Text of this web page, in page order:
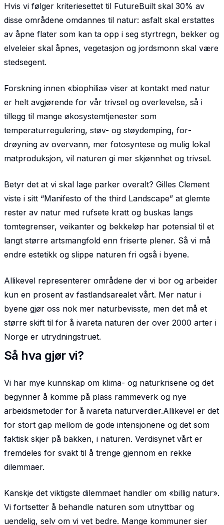
Hvis vi følger kriteriesettet til FutureBuilt skal 30% av
disse områdene omdannes til natur: asfalt skal erstattes
av åpne flater som kan ta opp i seg styrtregn, bekker og
elveleier skal åpnes, vegetasjon og jordsmonn skal være
stedsegent.
Forskning innen «biophilia» viser at kontakt med natur
er helt avgjørende for vår trivsel og overlevelse, så i
tillegg til mange økosystemtjenester som
temperaturregulering, støv- og støydemping, for­
drøyning av overvann, mer fotosyntese og mulig lokal
matproduksjon, vil naturen gi mer skjønnhet og trivsel.
Betyr det at vi skal lage parker overalt? Gilles Clement
viste i sitt “Manifesto of the third Landscape” at glemte
rester av natur med rufsete kratt og buskas langs
tomtegrenser, veikanter og bekkeløp har potensial til et
langt større artsmangfold enn friserte plener. Så vi må
endre estetikk og slippe naturen fri også i byene.
Allikevel representerer områdene der vi bor og arbeider
kun en prosent av fastlandsarealet vårt. Mer natur i
byene gjør oss nok mer naturbevisste, men det må et
større skift til for å ivareta naturen der over 2000 arter i
Norge er utrydningstruet.
Så hva gjør vi?
Vi har mye kunnskap om klima- og naturkrisene og det
begynner å komme på plass rammeverk og nye
arbeidsmetoder for å ivareta naturverdier.Allikevel er det
for stort gap mellom de gode intensjonene og det som
faktisk skjer på bakken, i naturen. Verdisynet vårt er
fremdeles for svakt til å trenge gjennom en rekke
dilemmaer.
Kanskje det viktigste dilemmaet handler om «billig natur».
Vi fortsetter å behandle naturen som utnyttbar og
uendelig, selv om vi vet bedre. Mange kommuner sier